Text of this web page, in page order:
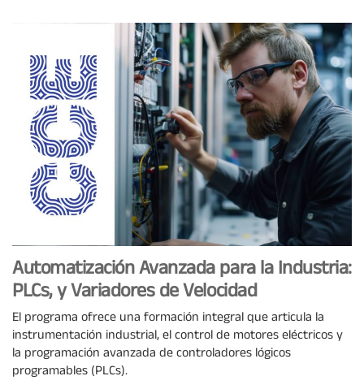
Automatización Avanzada para la Industria:
PLCs, y Variadores de Velocidad
El programa ofrece una formación integral que articula la
instrumentación industrial, el control de motores eléctricos y
la programación avanzada de controladores lógicos
programables (PLCs).